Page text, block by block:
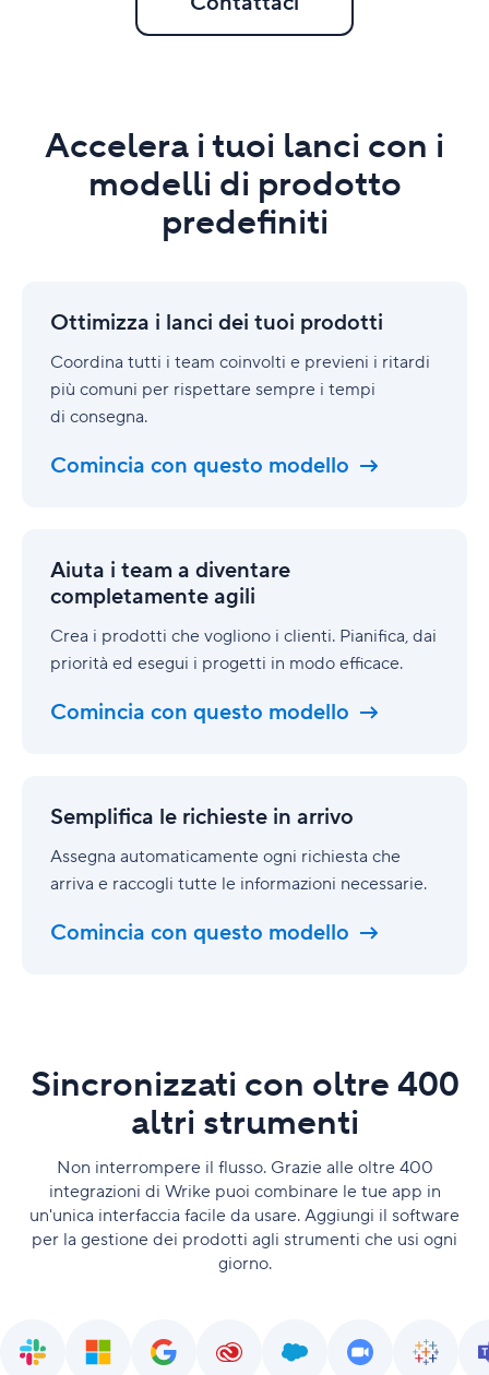
Accelera i tuoi lanci con i
modelli di prodotto
predefiniti
Ottimizza i lanci dei tuoi prodotti
Coordina tutti i team coinvolti e previeni i ritardi
più comuni per rispettare sempre i tempi
di consegna.
Comincia con questo modello
tuoi
prodotti
Aiuta i team a diventare
completamente agili
Crea i prodotti che vogliono i clienti. Pianifica, dai
priorità ed esegui i progetti in modo efficace.
Comincia con questo modello
diventare
completamente
agili
Semplifica le richieste in arrivo
Assegna automaticamente ogni richiesta che
arriva e raccogli tutte le informazioni necessarie.
Comincia con questo modello
arrivo
Sincronizzati con oltre 400
altri strumenti
Non interrompere il flusso. Grazie alle oltre 400
integrazioni di Wrike puoi combinare le tue app in
un'unica interfaccia facile da usare. Aggiungi il software
per la gestione dei prodotti agli strumenti che usi ogni
giorno.